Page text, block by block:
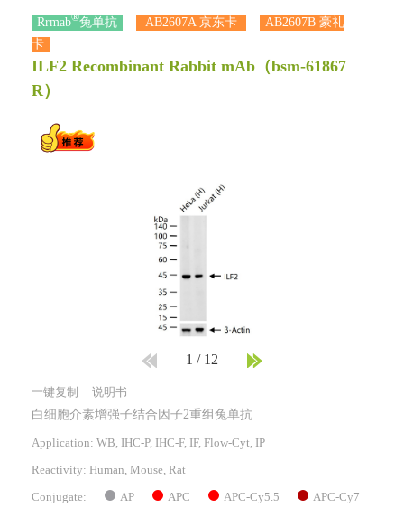
Rrmab®兔单抗 AB2607A 京东卡
AB2607B 豪礼
卡
ILF2 Recombinant Rabbit mAb （bsm-61867
R）
1 / 12
一键复制 说明书
白细胞介素增强子结合因子2重组兔单抗
Application: WB, IHC-P, IHC-F, IF, Flow-Cyt, IP
Reactivity: Human, Mouse, Rat
Conjugate: AP APC APC-Cy5.5 APC-Cy7